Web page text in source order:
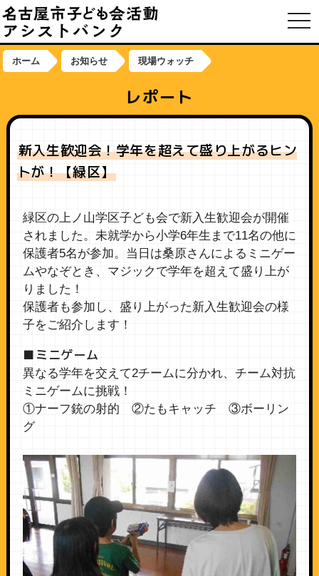
ホーム お知らせ 現場ウォッチ
レポート
新入生歓迎会！学年を超えて盛り上がるヒン
トが！【緑区】
緑区の上ノ山学区子ども会で新入生歓迎会が開催
されました。未就学から小学6年生まで11名の他に
保護者5名が参加。当日は桑原さんによるミニゲー
ムやなぞとき、マジックで学年を超えて盛り上が
りました！
保護者も参加し、盛り上がった新入生歓迎会の様
子をご紹介します！
■ミニゲーム
異なる学年を交えて2チームに分かれ、チーム対抗
ミニゲームに挑戦！
①ナーフ銃の射的 ②たもキャッチ ③ボーリン
グ